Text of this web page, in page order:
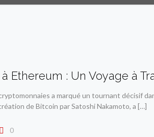
Ethereum : Un Voyage à
a marqué un tournant décisif
de Bitcoin par Satoshi Nakamoto, a […]
0